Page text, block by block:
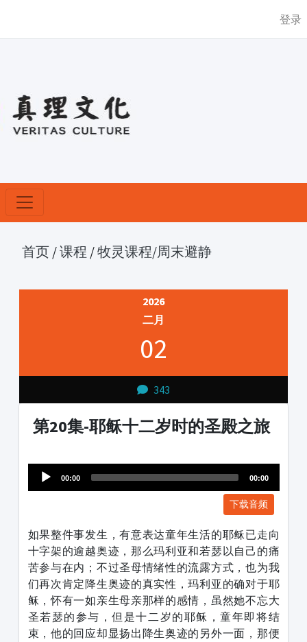
登录
首页 /课程 /牧灵课程/周末避静
2026
二月
02
343
第20集-耶稣十二岁时的圣殿之旅
Player
00:00 00:00
下载音频
如果整件事发生，有意表达童年生活的耶稣已走向
十字架的逾越奥迹，那么玛利亚和若瑟以自己的痛
苦参与在内；不过圣母情绪性的流露方式，也为我
们再次肯定降生奥迹的真实性，玛利亚的确对于耶
稣，怀有一如亲生母亲那样的感情，虽然她不忘大
圣若瑟的参与，但是十二岁的耶稣，童年即将结
束，他的回应却显扬出降生奥迹的另外一面，那便